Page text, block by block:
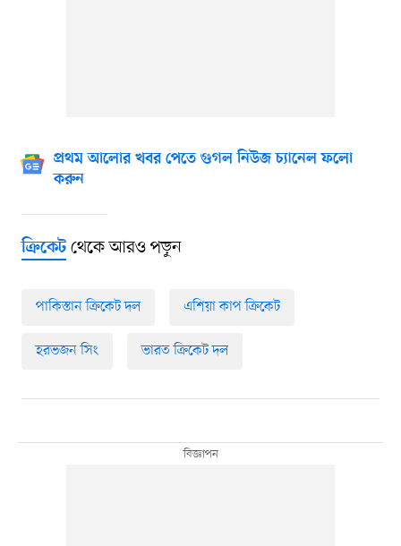
প্রথম আলোর খবর পেতে গুগল নিউজ চ্যানেল ফলো
করুন
ক্রিকেটথেকে আরও পড়ুন
পাকিস্তান ক্রিকেট দল এশিয়া কাপ ক্রিকেট
হরভজন সিং ভারত ক্রিকেট দল